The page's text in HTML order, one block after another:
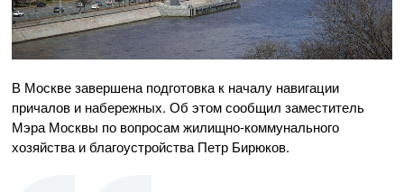
В Москве завершена подготовка к началу навигации
причалов и набережных. Об этом сообщил заместитель
Мэра Москвы по вопросам жилищно-коммунального
хозяйства и благоустройства Петр Бирюков.